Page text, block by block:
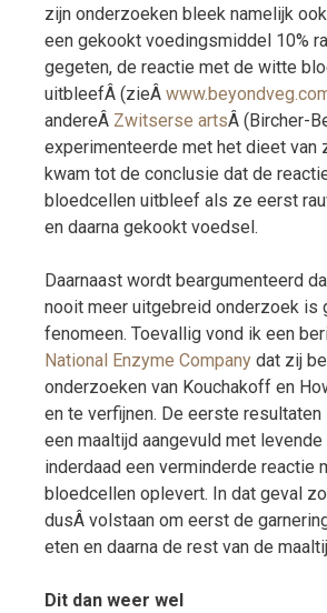
zijn onderzoeken bleek namelijk
een gekookt voedingsmiddel 10%
gegeten, de reactie met de witte
uitbleefÂ (zieÂ
andereÂ Zwitserse artsÂ (Bircher-
experimenteerde met het dieet van
kwam tot de conclusie dat de
bloedcellen uitbleef als ze eerst
en daarna gekookt voedsel.
Daarnaast wordt beargumenteerd
nooit meer uitgebreid onderzoek is
fenomeen. Toevallig vond ik een
National Enzyme Company dat zij
onderzoeken van Kouchakoff en
en te verfijnen. De eerste
een maaltijd aangevuld met
inderdaad een verminderde reactie
bloedcellen oplevert. In dat geval
dusÂ volstaan om eerst de
eten en daarna de rest van de
Dit dan weer wel